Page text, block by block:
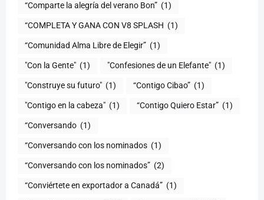
“Comparte la alegría del verano Bon” (1)
“COMPLETA Y GANA CON V8 SPLASH (1)
“Comunidad Alma Libre de Elegir” (1)
"Con la Gente" (1) "Confesiones de un Elefante" (1)
"Construye su futuro" (1) “Contigo Cibao” (1)
"Contigo en la cabeza" (1) “Contigo Quiero Estar” (1)
“Conversando (1)
“Conversando con los nominados (1)
“Conversando con los nominados” (2)
“Conviértete en exportador a Canadá” (1)